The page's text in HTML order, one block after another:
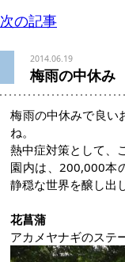
次の記事
2014.06.19
梅雨の中休み
梅雨の中休みで良い
ね。
熱中症対策として、
園内は、200,000本
静穏な世界を醸し出
花菖蒲
アカメヤナギのステ